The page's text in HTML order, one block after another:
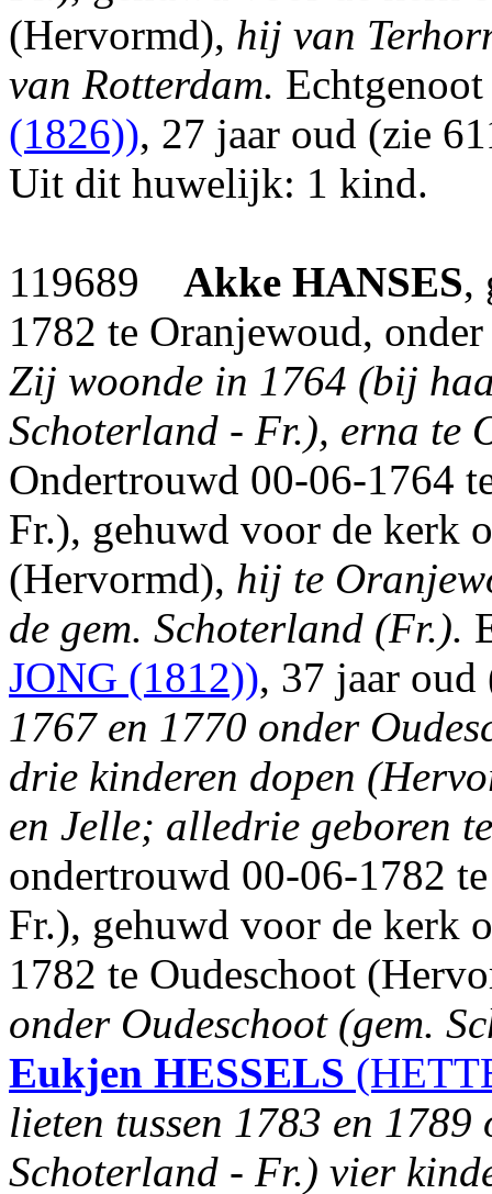
(Hervormd), hij van
van Rotterdam.
(1826)), 27 jaar oud (zie
Uit dit huwelijk: 1 kind.
119689 Akke HANSES,
1782 te Oranjewoud,
Zij woonde in 1764 (bij
Schoterland - Fr.), erna te
Ondertrouwd 00-06-1764
Fr.), gehuwd voor de kerk
(Hervormd), hij te
de gem. Schoterland (Fr.).
JONG (1812)), 37 jaar
1767 en 1770 onder
drie kinderen dopen
en Jelle; alledrie geboren
ondertrouwd 00-06-1782
Fr.), gehuwd voor de kerk
1782 te Oudeschoot
onder Oudeschoot (gem.
Eukjen HESSELS
lieten tussen 1783 en
Schoterland - Fr.) vier